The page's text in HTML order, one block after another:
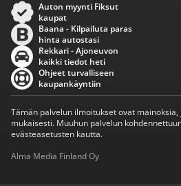
Auton myynti Fiksut
kaupat
Baana - Kilpailuta paras
hinta autostasi
Rekkari - Ajoneuvon
kaikki tiedot heti
Ohjeet turvalliseen
kaupankäyntiin
Tämän palvelun ilmoitukset ovat
mukaisesti. Muuhun palvelun
evästeasetusten kautta.
Alma Media Finland Oy